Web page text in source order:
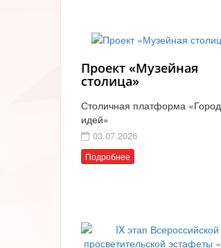
Проект «Музейная
столица»
Столичная платформа «Город
идей»
03.07.2026
Подробнее